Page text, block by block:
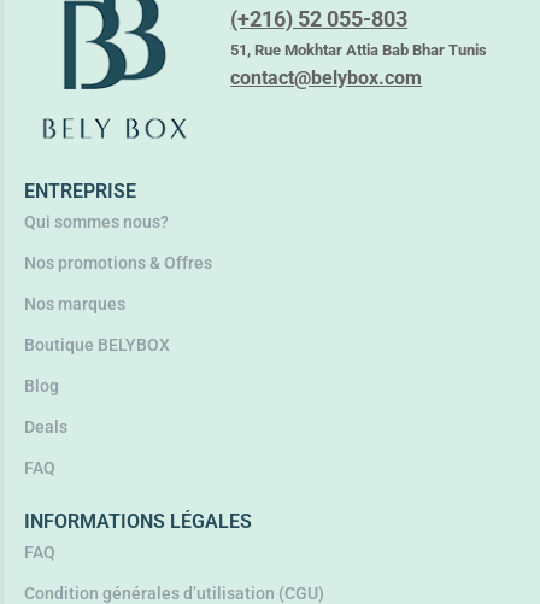
ALANIA PURETE + VIT C MOUSSE NETTOYANTE
TND 27,750TND
Ajouter au panier
(+216) 52 055-803
51, Rue Mokhtar Attia Bab Bhar Tunis
contact@belybox.com
ENTREPRISE
Qui sommes nous?
Nos promotions & Offres
Nos marques
Boutique BELYBOX
Blog
Deals
FAQ
INFORMATIONS LÉGALES
FAQ
Condition générales d’utilisation (CGU)